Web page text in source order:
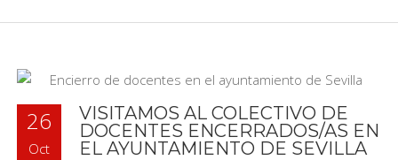
26
Oct
VISITAMOS AL COLECTIVO DE
DOCENTES ENCERRADOS/AS EN
EL AYUNTAMIENTO DE SEVILLA